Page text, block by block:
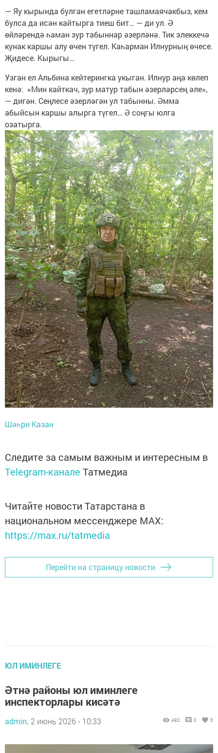
— Яу кырында булган егетләрне ташламаячакбыз, кем
булса да исән кайтырга тиеш бит… — ди ул. Ә
өйләрендә һаман зур табыннар әзерләнә. Тик элеккечә
кунак каршы алу өчен түгел. Каһарман Илнурның өчесе.
Җидесе. Кырыгы…
Узган ел Альбина кейтерингка укыган. Илнур аңа көлеп
кенә: «Мин кайткач, зур матур табын әзерләрсең әле»,
— дигән. Сеңлесе әзерләгән ул табынны. Әмма
абыйсын каршы алырга түгел… Ә соңгы юлга
озатырга.
Шәһри Казан
Следите за самым важным и интересным в
Telegram-канале Татмедиа
Читайте новости Татарстана в
национальном мессенджере MАХ:
https://max.ru/tatmedia
Перейти на страницу новости
ЮЛ ИМИНЛЕГЕ
Әтнә районы юл иминлеге
инспекторлары кисәтә
admin, 2 июнь 2026 - 10:33 492 0 0